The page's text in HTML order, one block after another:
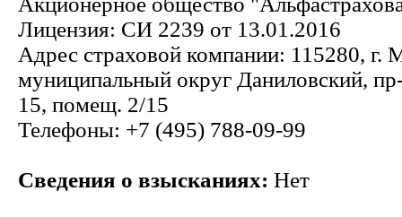
Лицензия: СИ 2239 от 13.01.2016
Адрес страховой компании: 115280, г.
муниципальный округ Даниловский,
15, помещ. 2/15
Телефоны: +7 (495) 788-09-99
Сведения о взысканиях: Нет